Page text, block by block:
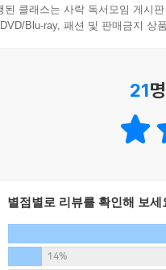
된 클래스는 사락 독서모임 게시
Blu-ray, 패션 및 판매금지 상
21
별점별로 리뷰를 확인해 보세
14%